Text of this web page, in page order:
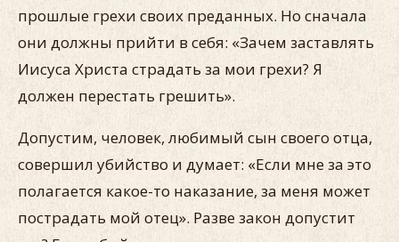
прошлые грехи своих преданных. Но сначала
они должны прийти в себя: «Зачем заставлять
Иисуса Христа страдать за мои грехи? Я
должен перестать грешить».
Допустим, человек, любимый сын своего отца,
совершил убийство и думает: «Если мне за это
полагается какое-то наказание, за меня может
пострадать мой отец». Разве закон допустит